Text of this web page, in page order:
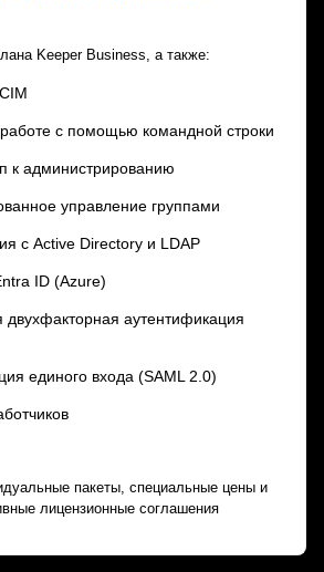
Keeper Business, а также:
работе с помощью командной строки
к администрированию
управление группами
с Active Directory и LDAP
ID (Azure)
аутентификация
единого входа (SAML 2.0)
пакеты, специальные цены и
лицензионные соглашения